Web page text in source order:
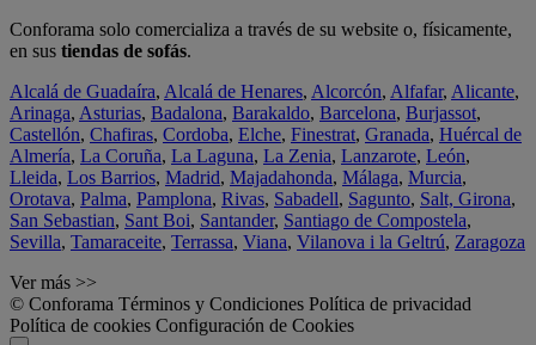
Conforama solo comercializa a través de su website o, físicamente,
en sus tiendas de sofás.
Alcalá de Guadaíra, Alcalá de Henares, Alcorcón, Alfafar, Alicante,
Arinaga, Asturias, Badalona, Barakaldo, Barcelona, Burjassot,
Castellón, Chafiras, Cordoba, Elche, Finestrat, Granada, Huércal de
Almería, La Coruña, La Laguna, La Zenia, Lanzarote, León,
Lleida, Los Barrios, Madrid, Majadahonda, Málaga, Murcia,
Orotava, Palma, Pamplona, Rivas, Sabadell, Sagunto, Salt, Girona,
San Sebastian, Sant Boi, Santander, Santiago de Compostela,
Sevilla, Tamaraceite, Terrassa, Viana, Vilanova i la Geltrú, Zaragoza
Ver más >>
© Conforama Términos y Condiciones Política de privacidad
Política de cookies Configuración de Cookies